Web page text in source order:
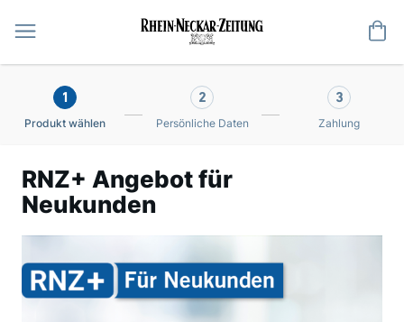
1
Produkt wählen
2
Persönliche Daten
3
Zahlung
RNZ+ Angebot für
Neukunden